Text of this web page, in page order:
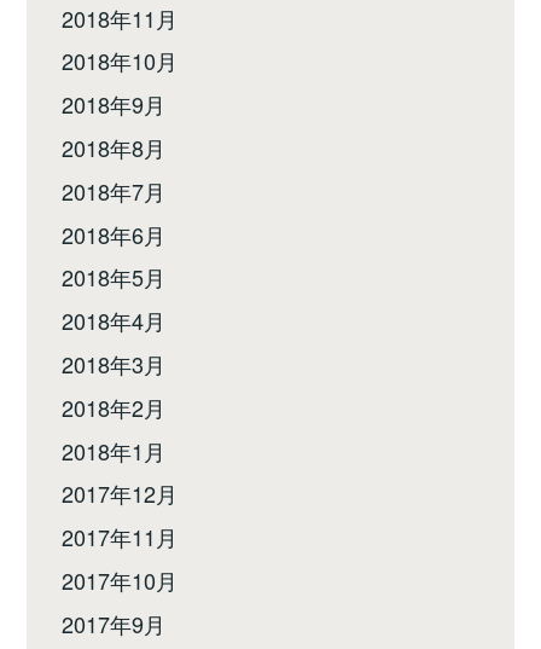
2018年11月
2018年10月
2018年9月
2018年8月
2018年7月
2018年6月
2018年5月
2018年4月
2018年3月
2018年2月
2018年1月
2017年12月
2017年11月
2017年10月
2017年9月